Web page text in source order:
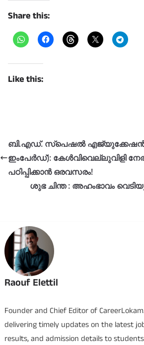
Share this:
Like this:
ബി.എഡ്. സ്പെഷൽ എജ്യുക്കേഷൻ
ഇംപേർഡ്): കേൾവിവെല്ലുവിളി
പഠിപ്പിക്കാൻ ഒരവസരം!
ശുഭ ചിന്ത : അഹംഭാവം
Raouf Elettil
Founder and Chief Editor of
delivering timely updates on the latest
results, and admission details to